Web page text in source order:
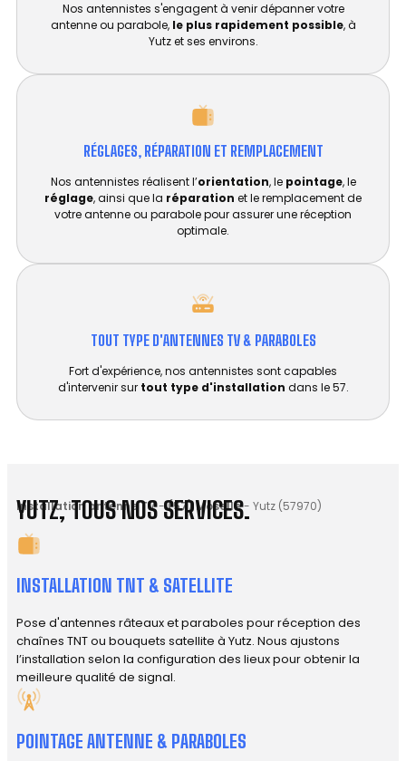
Nos antennistes s'engagent à venir dépanner votre
antenne ou parabole, le plus rapidement possible, à
Yutz et ses environs.
RÉGLAGES, RÉPARATION ET REMPLACEMENT​
Nos antennistes réalisent l’orientation, le pointage, le
réglage, ainsi que la réparation et le remplacement de
votre antenne ou parabole pour assurer une réception
optimale.
TOUT TYPE D'ANTENNES TV & PARABOLES
Fort d'expérience, nos antennistes sont capables
d'intervenir sur tout type d'installation dans le 57.
Installation antenne TV-(57) Moselle- Yutz (57970)
YUTZ, TOUS NOS SERVICES.
INSTALLATION TNT & SATELLITE
Pose d'antennes râteaux et paraboles pour réception des
chaînes TNT ou bouquets satellite à Yutz. Nous ajustons
l’installation selon la configuration des lieux pour obtenir la
meilleure qualité de signal.
POINTAGE ANTENNE & PARABOLES